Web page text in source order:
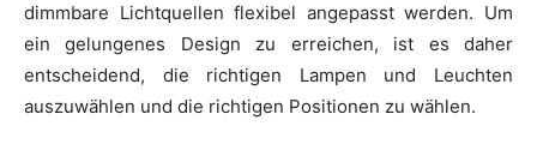
dimmbare Lichtquellen flexibel angepasst werden. Um
ein gelungenes Design zu erreichen, ist es daher
entscheidend, die richtigen Lampen und Leuchten
auszuwählen und die richtigen Positionen zu wählen.